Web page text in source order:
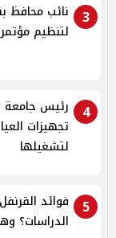
3
نائب محافظ
لتنظيم
4
رئيس جامعة
تجهيزات
لتشغيلها
5
فوائد
الدراسات؟